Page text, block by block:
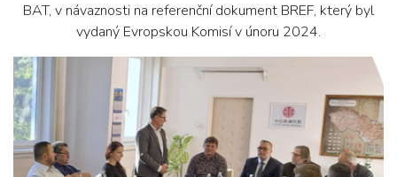
BAT, v návaznosti na referenční dokument BREF, který byl
vydaný Evropskou Komisí v únoru 2024.